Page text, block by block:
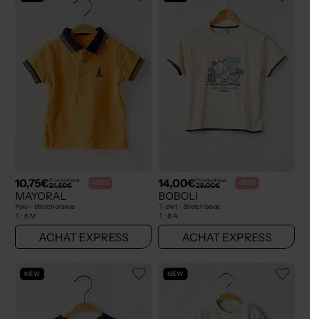
10,75€Prix boutique :
21,50€ -50%
MAYORAL
Polo - Stretch orange
T : 6 M
ACHAT EXPRESS
14,00€Prix boutique :
28,00€ -50%
BOBOLI
T-shirt - Stretch beige
T : 8 A
ACHAT EXPRESS
NEW NEW